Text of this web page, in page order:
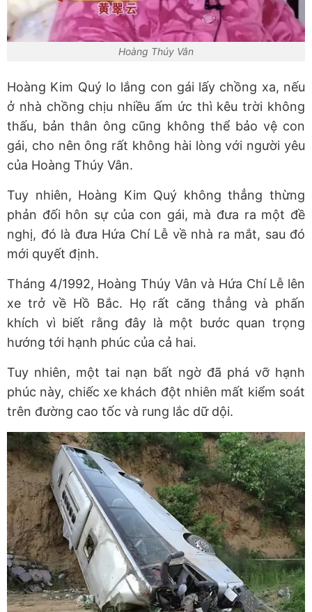
Hoàng Thúy Vân
Hoàng Kim Quý lo lắng con gái lấy chồng xa, nếu
ở nhà chồng chịu nhiều ấm ức thì kêu trời không
thấu, bản thân ông cũng không thể bảo vệ con
gái, cho nên ông rất không hài lòng với người yêu
của Hoàng Thúy Vân.
Tuy nhiên, Hoàng Kim Quý không thẳng thừng
phản đối hôn sự của con gái, mà đưa ra một đề
nghị, đó là đưa Hứa Chí Lễ về nhà ra mắt, sau đó
mới quyết định.
Tháng 4/1992, Hoàng Thúy Vân và Hứa Chí Lễ lên
xe trở về Hồ Bắc. Họ rất căng thẳng và phấn
khích vì biết rằng đây là một bước quan trọng
hướng tới hạnh phúc của cả hai.
Tuy nhiên, một tai nạn bất ngờ đã phá vỡ hạnh
phúc này, chiếc xe khách đột nhiên mất kiểm soát
trên đường cao tốc và rung lắc dữ dội.